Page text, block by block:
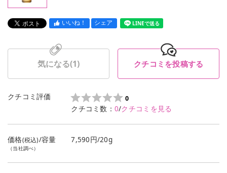
いいね！ シェア LINEで送る
気になる(1) クチコミを投稿する
クチコミ評価 0
クチコミ数： 0/クチコミを見る
価格(税込)/容量
（当社調べ）
7,590円/20g